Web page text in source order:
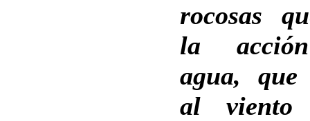
rocosas
la
agua, que
al